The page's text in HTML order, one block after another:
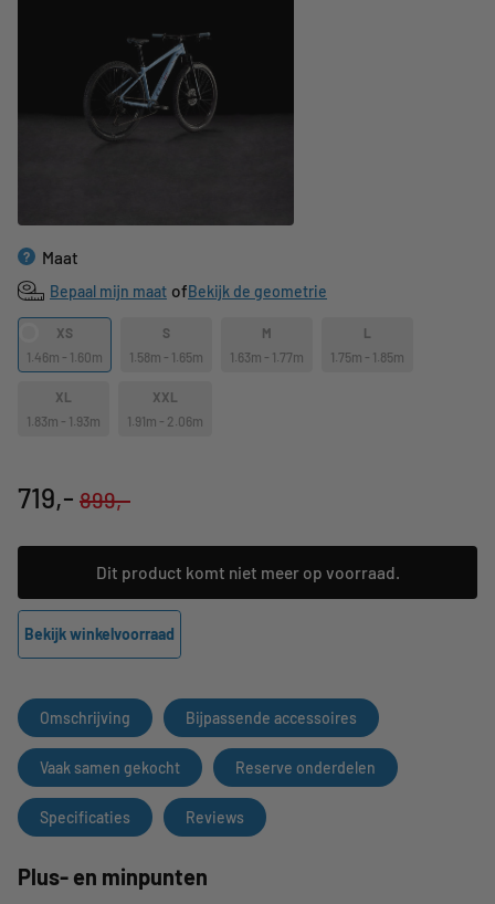
Maat
?
Bepaal mijn maat ofBekijk de geometrie
XS
1.46m - 1.60m
S
1.58m - 1.65m
M
1.63m - 1.77m
L
1.75m - 1.85m
XL
1.83m - 1.93m
XXL
1.91m - 2.06m
719,- 899,-
Dit product komt niet meer op voorraad.
Bekijk winkelvoorraad
Omschrijving Bijpassende accessoires
Vaak samen gekocht Reserve onderdelen
Specificaties Reviews
Plus- en minpunten